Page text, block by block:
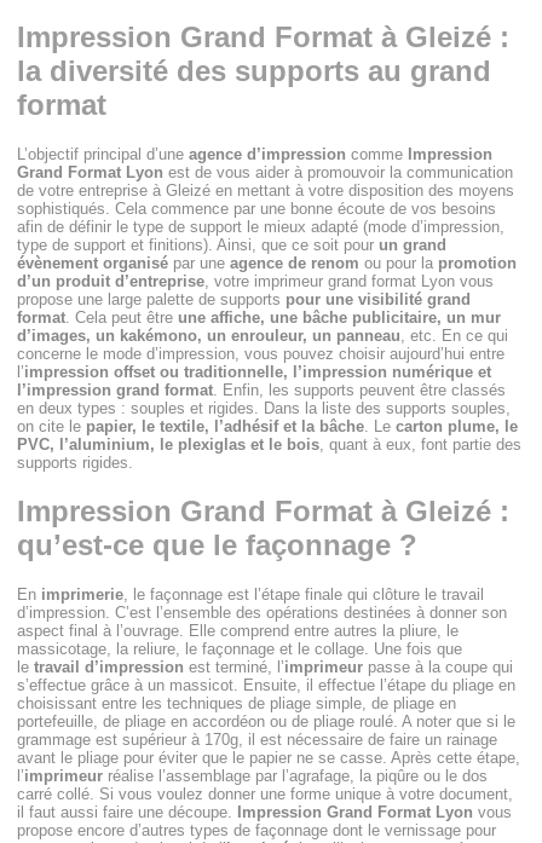
Impression Grand Format à Gleizé :
la diversité des supports au grand
format
L’objectif principal d’uneagence d’impression comme Impression
Grand Format Lyon est de vous aider à promouvoir la communication
de votre entreprise à Gleizé en mettant à votre disposition des moyens
sophistiqués. Cela commence par une bonne écoute de vos besoins
afin de définir le type de support le mieux adapté (mode d’impression,
type de support et finitions). Ainsi, que ce soit pour un grand
évènement organisé par uneagence de renom ou pour la promotion
d’un produit d’entreprise, votre imprimeur grand format Lyon vous
propose une large palette de supports pour une visibilité grand
format. Cela peut être une affiche, une bâche publicitaire, un mur
d’images, un kakémono, un enrouleur, un panneau, etc. En ce qui
concerne le mode d’impression, vous pouvez choisir aujourd’hui entre
l’impression offset ou traditionnelle, l’impression numérique et
l’impression grand format. Enfin, les supports peuvent être classés
en deux types : souples et rigides. Dans la liste des supports souples,
on cite le papier, le textile, l’adhésif et la bâche. Lecarton plume, le
PVC, l’aluminium, le plexiglas et le bois, quant à eux, font partie des
supports rigides.
Impression Grand Format à Gleizé :
qu’est-ce que le façonnage ?
En imprimerie, le façonnage est l’étape finale qui clôture le travail
d’impression. C’est l’ensemble des opérations destinées à donner son
aspect final à l’ouvrage. Elle comprend entre autres la pliure, le
massicotage, la reliure, le façonnage et le collage. Une fois que
letravail d’impression est terminé, l’imprimeur passe à la coupe qui
s’effectue grâce à un massicot. Ensuite, il effectue l’étape du pliage en
choisissant entre les techniques de pliage simple, de pliage en
portefeuille, de pliage en accordéon ou de pliage roulé. A noter que si le
grammage est supérieur à 170g, il est nécessaire de faire un rainage
avant le pliage pour éviter que le papier ne se casse. Après cette étape,
l’imprimeur réalise l’assemblage par l’agrafage, la piqûre ou le dos
carré collé. Si vous voulez donner une forme unique à votre document,
il faut aussi faire une découpe.
Impression Grand Format Lyon vous
propose encore d’autres types de façonnage dont le vernissage pour